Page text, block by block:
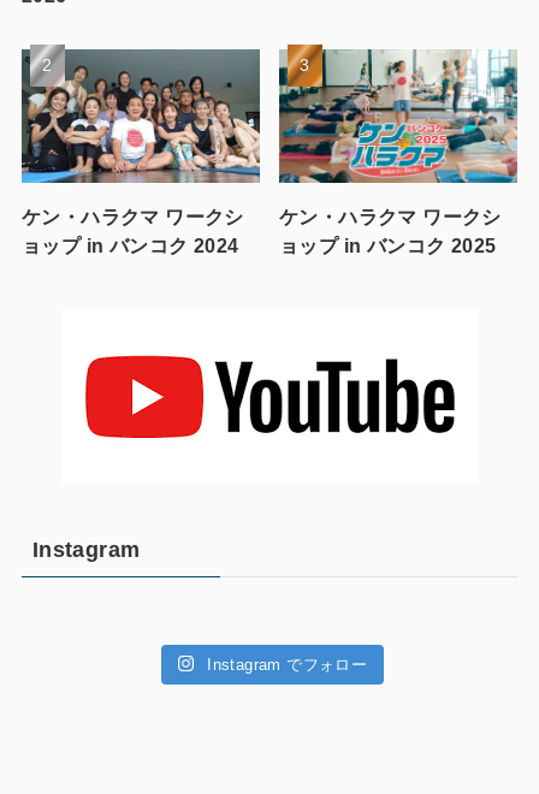
ケン・ハラクマ ワークシ
ョップ in バンコク 2024
ケン・ハラクマ ワークシ
ョップ in バンコク 2025
Instagram
Instagram でフォロー